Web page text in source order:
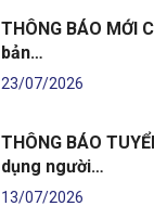
THÔNG BÁO MỚI
bản…
23/07/2026
THÔNG BÁO
dụng người…
13/07/2026